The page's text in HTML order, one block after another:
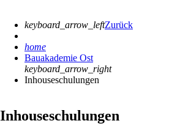
keyboard_arrow_leftZurück
home
Bauakademie Ost
keyboard_arrow_right
Inhouseschulungen
Inhouseschulungen